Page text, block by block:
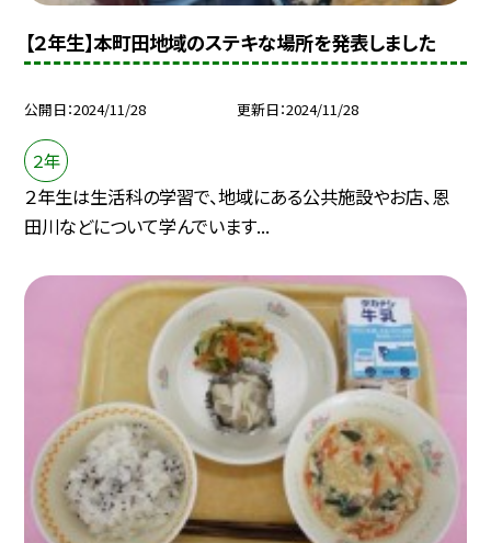
【２年生】本町田地域のステキな場所を発表しました
公開日 2024/11/28 更新日 2024/11/28
２年
２年生は生活科の学習で、地域にある公共施設やお店、恩
田川などについて学んでいます...